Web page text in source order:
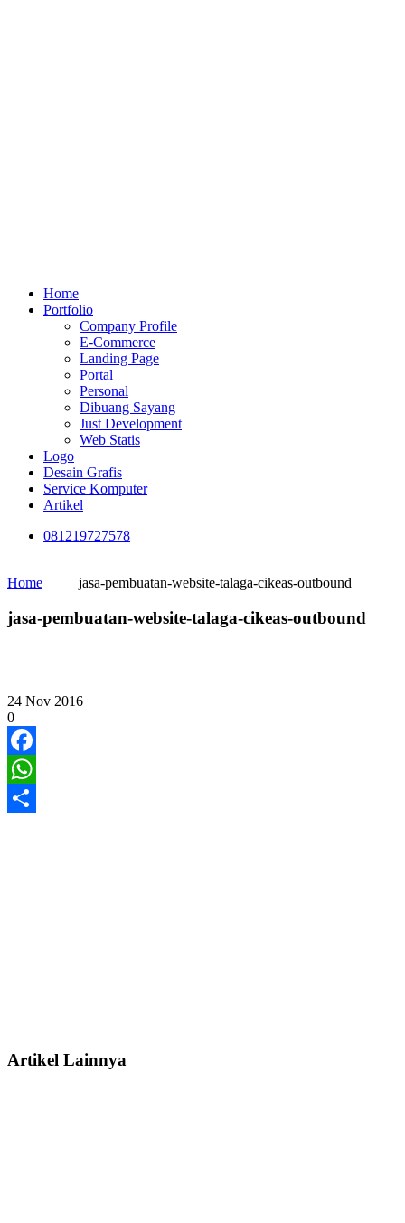
Home
Portfolio
Company Profile
E-Commerce
Landing Page
Portal
Personal
Dibuang Sayang
Just Development
Web Statis
Logo
Desain Grafis
Service Komputer
Artikel
081219727578
Home jasa-pembuatan-website-talaga-cikeas-outbound
jasa-pembuatan-website-talaga-cikeas-outbound
24 Nov 2016
0
Facebook
WhatsApp
Artikel Lainnya